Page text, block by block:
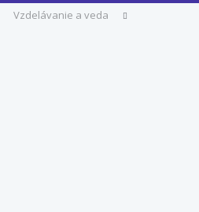
Vzdelávanie a veda